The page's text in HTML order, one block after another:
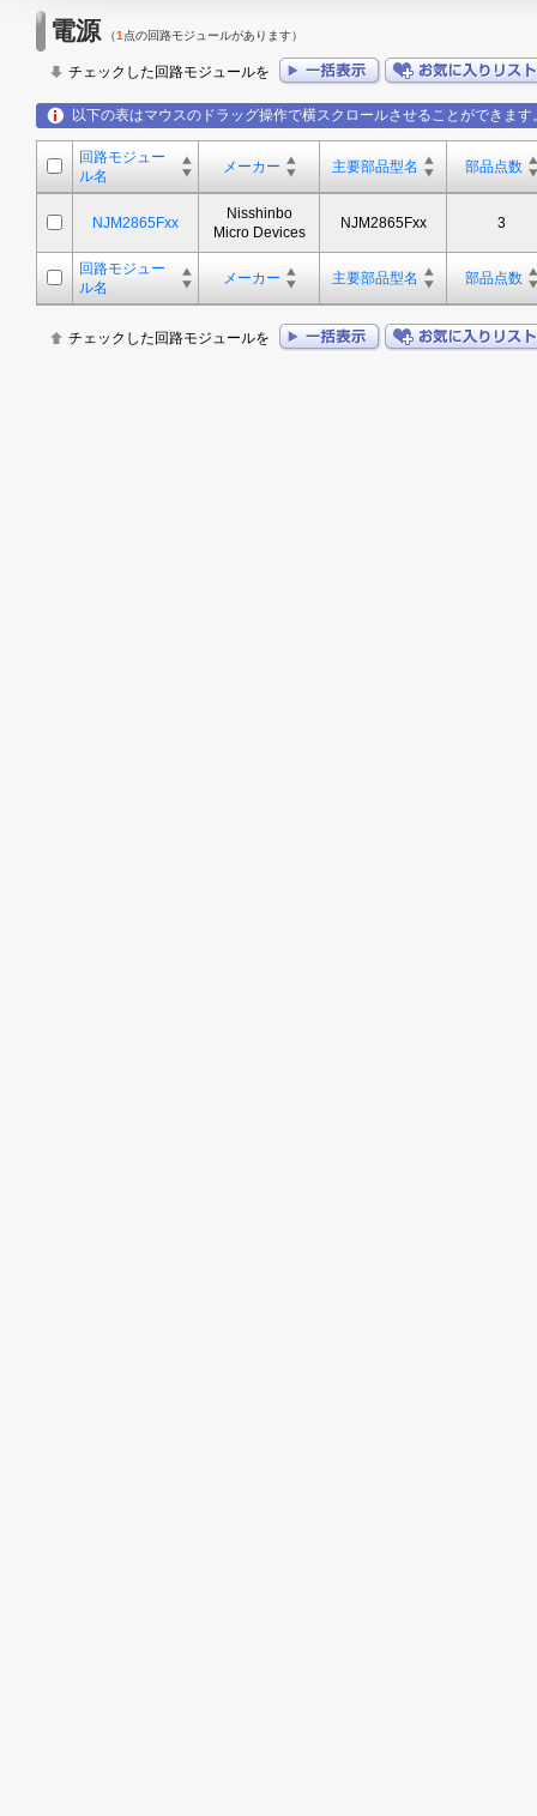
アンプ
スイッチ/マルチプレクサ
データコンバータ
その他
電源（1点の回路モジュールがあります）
チェックした回路モジュールを
以下の表はマウスのドラッグ操作で横スクロールさせることができます
回路モジュー
ル名
メーカー 主要部品型名 部品点数
NJM2865Fxx
Nisshinbo
Micro Devices
NJM2865Fxx 3
回路モジュー
ル名
メーカー 主要部品型名 部品点数
チェックした回路モジュールを